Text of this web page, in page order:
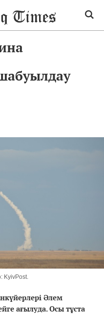
KyivPost.
Әлем
ағылуда. Осы тұста